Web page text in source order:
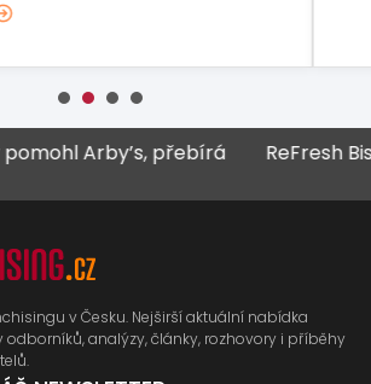
Arby’s, přebírá
ReFresh Bistro
v Česku. Nejširší aktuální nabídka
odborníků, analýzy, články, rozhovory i příběhy